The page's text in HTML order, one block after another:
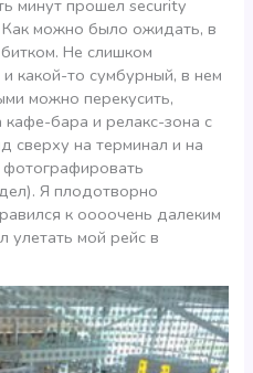
минут прошел security
Как можно было ожидать, в
Не слишком
какой-то сумбурный, в нем
можно перекусить,
бара и релакс-зона с
сверху на терминал и на
Я плодотворно
к оооочень далеким
улетать мой рейс в